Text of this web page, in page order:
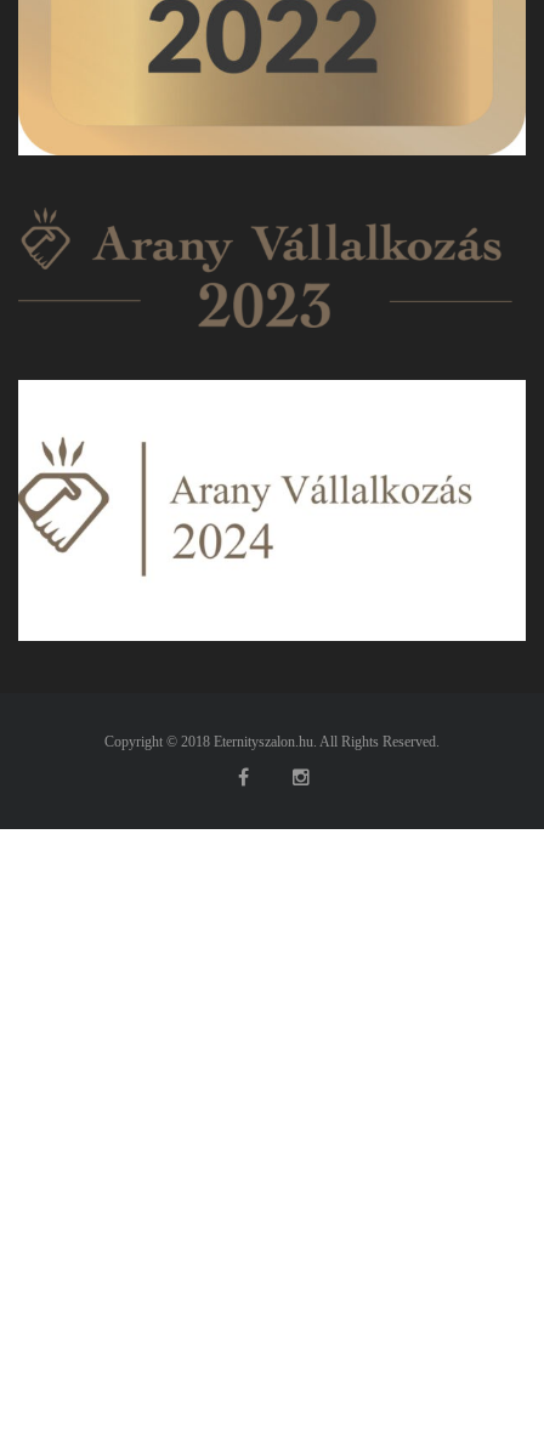
Copyright © 2018 Eternityszalon.hu. All Rights Reserved.